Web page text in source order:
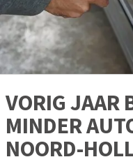
VORIG JAAR
MINDER
NOORD-